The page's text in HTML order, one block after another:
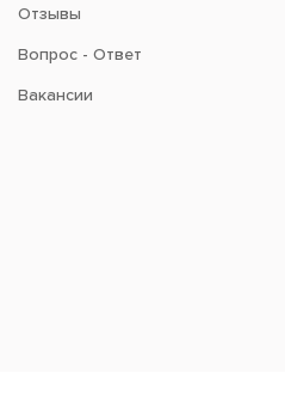
Отзывы
Вопрос - Ответ
Вакансии